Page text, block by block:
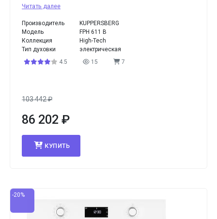
Читать далее
Производитель
KUPPERSBERG
Модель
FPH 611 B
Коллекция
High-Tech
Тип духовки
электрическая
4.5
15 7
103 442₽
86 202 ₽
КУПИТЬ
-20%